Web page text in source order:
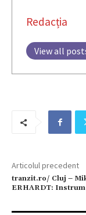
Redacția
View all
Articolul precedent
tranzit.ro/ Cluj –
ERHARDT: